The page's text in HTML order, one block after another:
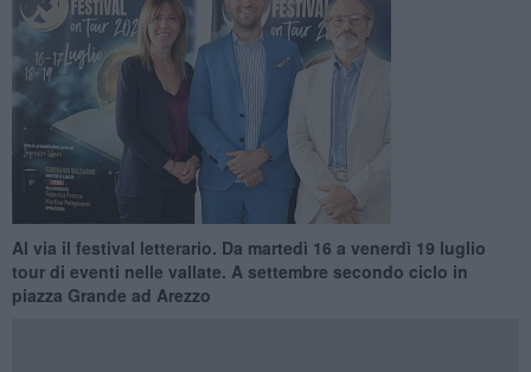
Al via il festival letterario. Da martedì 16 a venerdì 19 luglio
tour di eventi nelle vallate. A settembre secondo ciclo in
piazza Grande ad Arezzo